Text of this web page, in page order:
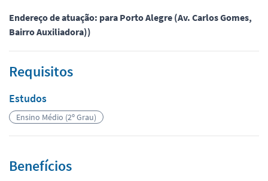
Endereço de atuação: para Porto Alegre (Av. Carlos Gomes,
Bairro Auxiliadora))
Requisitos
Estudos
Ensino Médio (2º Grau)
Benefícios